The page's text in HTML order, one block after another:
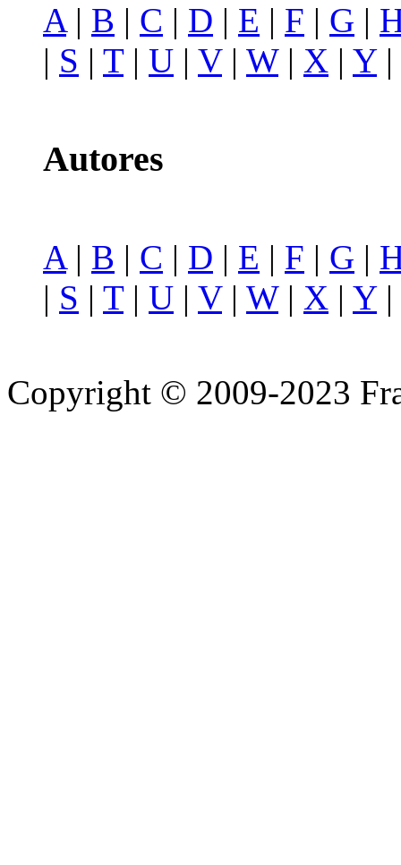
A| B | C | D | E | F | G |
| S | T| U | V| W| X | Y|
Autores
A | B | C | D | E | F | G |
| S | T| U | V| W| X | Y|
Copyright © 2009-2023